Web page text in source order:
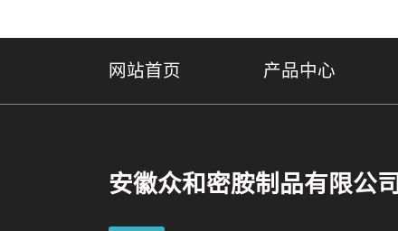
网站首页 产品中心
安徽众和密胺制品有限公司